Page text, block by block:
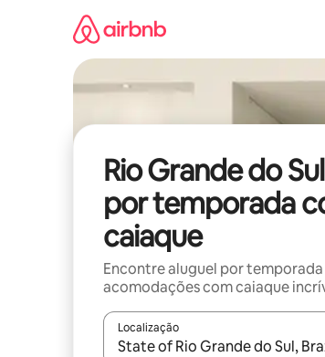
Rio Grande do
por temporada
caiaque
Encontre aluguel por
acomodações com caiaque
Localização
Quando os resultados estiverem